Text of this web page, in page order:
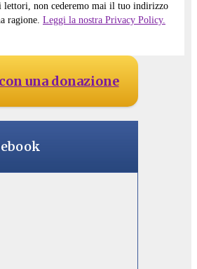
lettori, non cederemo mai il tuo indirizzo
ragione. Leggi la nostra Privacy Policy.
una donazione